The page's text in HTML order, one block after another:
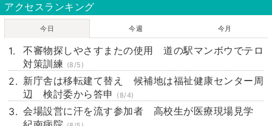
アクセスランキング
今日 今週 今月
不審物探しやさすまたの使用 道の駅マンボウでテロ
対策訓練 (8/5)
新庁舎は移転建て替え 候補地は福祉健康センター周
辺 検討委から答申
(8/4)
会場設営に汗を流す参加者 高校生が医療現場見学